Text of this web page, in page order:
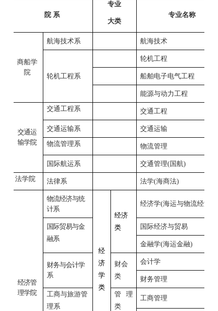
院 系
专业
大类
专业名称
商船学
院
航海技术系 航海技术
轮机工程系
轮机工程
船舶电子电气工程
能源与动力工程
交通运
输学院
交通工程系 交通工程
交通运输系 交通运输
物流管理系 物流管理
国际航运系 交通管理(国航)
法学院 法律系 法学(海商法)
经济管
理学院
物流经济与统
计系
经
济
学
类
经济
类
经济学(海运与物流经济
国际贸易与金
融系
国际经济与贸易
金融学(海运金融)
财务与会计学
系
财会
类
会计学
财务管理
工商与旅游管
理系
管理
类
工商管理